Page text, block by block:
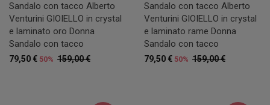
Sandalo con tacco Alberto
Venturini GIOIELLO in crystal
e laminato oro Donna
Sandalo con tacco
159,00 €
79,50 € 50%
Sandalo con tacco Alberto
Venturini GIOIELLO in crystal
e laminato rame Donna
Sandalo con tacco
159,00 €
79,50 € 50%